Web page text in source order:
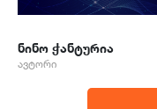
ნინო ჭანტურია
ავტორი